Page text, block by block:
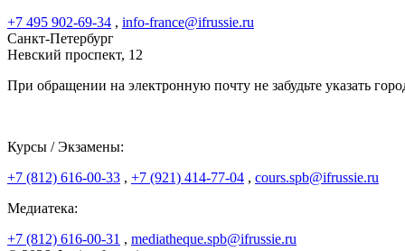
+7 495 902-69-34 , info-france@ifrussie.ru
Санкт-Петербург
Невский проспект, 12
При обращении на электронную почту не забудьте указать
Курсы / Экзамены:
+7 (812) 616-00-33 , +7 (921) 414-77-04 , cours.spb@ifrussie.ru
Медиатека:
+7 (812) 616-00-31 , mediatheque.spb@ifrussie.ru